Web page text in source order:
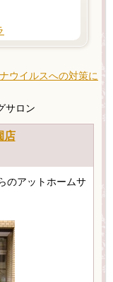
ウイルスへの対策に
サロン
店
のアットホームサ